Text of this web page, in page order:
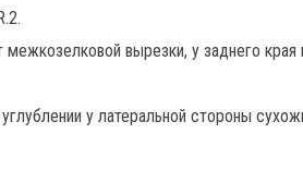
межкозелковой вырезки, у заднего
у латеральной стороны